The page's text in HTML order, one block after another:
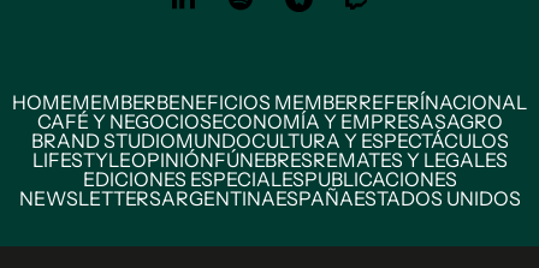
HOMEMEMBERBENEFICIOS MEMBERREFERÍNACIONAL
CAFÉ Y NEGOCIOSECONOMÍA Y EMPRESASAGRO
BRAND STUDIOMUNDOCULTURA Y ESPECTÁCULOS
LIFESTYLEOPINIÓNFÚNEBRESREMATES Y LEGALES
EDICIONES ESPECIALESPUBLICACIONES
NEWSLETTERSARGENTINAESPAÑAESTADOS UNIDOS